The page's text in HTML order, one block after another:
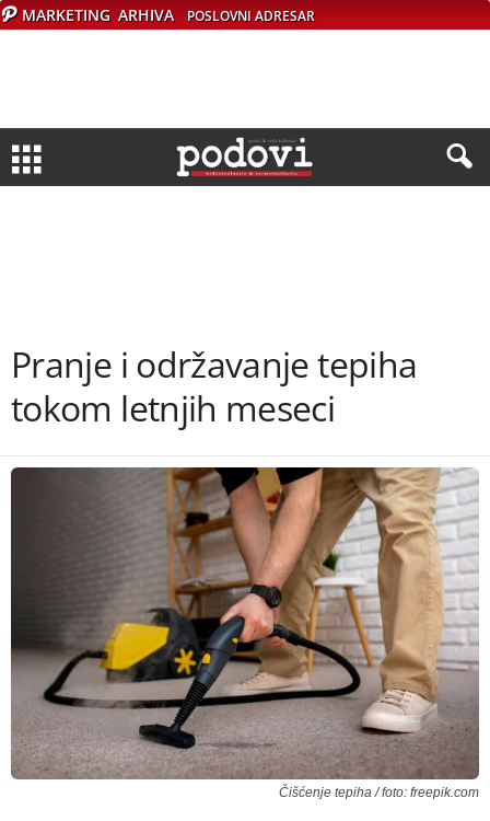
MARKETING ARHIVA POSLOVNI ADRESAR
Pranje i održavanje tepiha
tokom letnjih meseci
Čišćenje tepiha / foto: freepik.com